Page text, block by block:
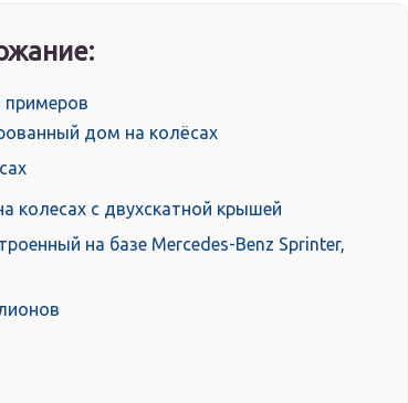
дом на колёсах
с двухскатной крышей
на базе Mercedes-Benz Sprinter,